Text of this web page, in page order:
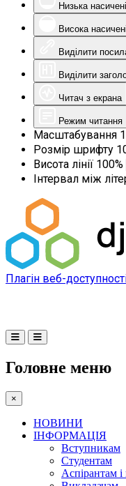
Низька
Висока
Виділити
Виділити
Читач з екрана
Режим читання
Масштабування
Розмір шрифту
Висота лінії 100%
Інтервал між
Плагін веб-
Головне меню
×
НОВИНИ
ІНФОРМАЦІЯ
Вступникам
Студентам
Аспірантам